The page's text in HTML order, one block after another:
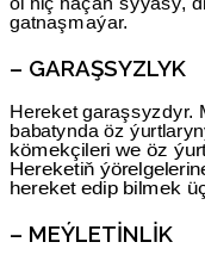
gatnaşmaýar.
– GARAŞSYZLYK
Hereket garaşsyzdyr.
babatynda öz
kömekçileri we öz
Hereketiň
hereket edip bilmek
– MEÝLETINLIK